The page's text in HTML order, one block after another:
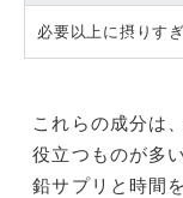
必要以上に摂りす
これらの成分は
役立つものが多
鉛サプリと時間